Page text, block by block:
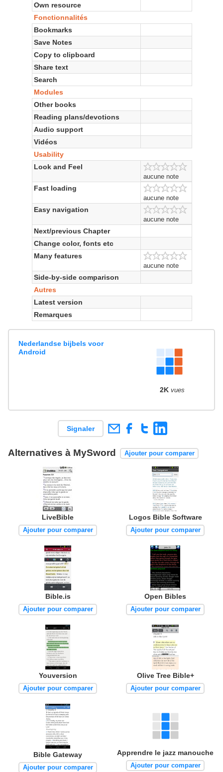
Own resource
Fonctionnalités
Bookmarks
Save Notes
Copy to clipboard
Share text
Search
Modules
Other books
Reading plans/devotions
Audio support
Vidéos
Usability
Look and Feel
aucune note
Fast loading
aucune note
Easy navigation
aucune note
Next/previous Chapter
Change color, fonts etc
Many features
aucune note
Side-by-side comparison
Autres
Latest version
Remarques
Nederlandse bijbels voor
Android
2K vues
Signaler
Alternatives à MySword Ajouter pour comparer
LiveBible
Ajouter pour comparer
Logos Bible Software
Ajouter pour comparer
Bible.is
Ajouter pour comparer
Open Bibles
Ajouter pour comparer
Youversion
Ajouter pour comparer
Olive Tree Bible+
Ajouter pour comparer
Bible Gateway
Ajouter pour comparer
Apprendre le jazz manouche
Ajouter pour comparer